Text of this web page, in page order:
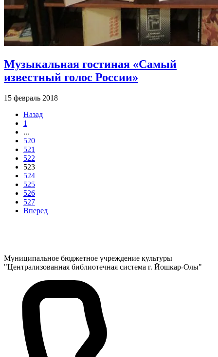
Музыкальная гостиная «Самый
известный голос России»
15 февраль 2018
Назад
1
...
520
521
522
523
524
525
526
527
Вперед
Муниципальное бюджетное учреждение культуры
"Централизованная библиотечная система г. Йошкар-Олы"